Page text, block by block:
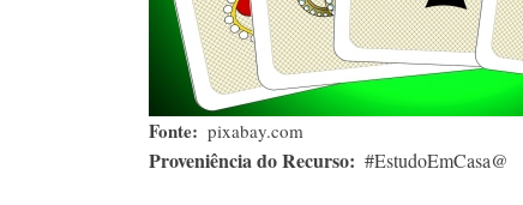
Fonte pixabay.com
Proveniência do Recurso #EstudoEmCasa@